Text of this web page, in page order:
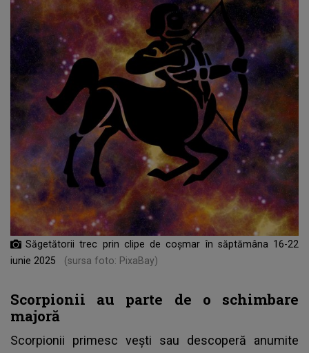
Săgetătorii trec prin clipe de coșmar în săptămâna 16-22
iunie 2025
(sursa foto: PixaBay)
Scorpionii au parte de o schimbare
majoră
Scorpionii primesc vești sau descoperă anumite